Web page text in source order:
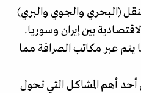
(البحري والجوي والبري)
بين إيران وسوريا.
يتم عبر مكاتب الصرافة مما
أهم المشاكل التي تحول